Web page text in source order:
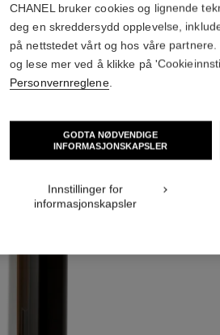
1
CHANEL bruker cookies og lignende
deg en skreddersydd opplevelse,
på nettstedet vårt og hos våre
og lese mer ved å klikke på
Personvernreglene.
GODTA NØDVENDIGE
INFORMASJONSKAPSLER
Innstillinger for
informasjonskapsler